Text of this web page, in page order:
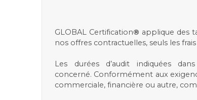
GLOBAL Certification® applique des
nos offres contractuelles, seuls les
Les durées d’audit indiquées
concerné. Conformément aux
commerciale, financière ou autre,